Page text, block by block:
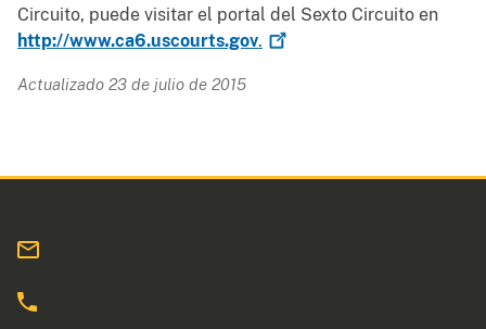
Circuito, puede visitar el portal del Sexto Circuito en
http://www.ca6.uscourts.gov.
Actualizado 23 de julio de 2015